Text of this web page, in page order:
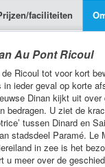
faciliteiten
Au Pont Ricoul
Ricoul tot voor kort
ieder geval op korte
Dinan kijkt uit
bedragen. U ziet de
tussen Dinard en
stadsdeel Paramé.
in zee is het
u meer over de